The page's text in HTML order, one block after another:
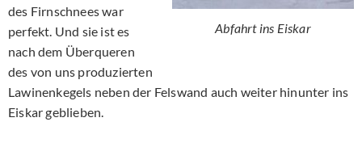
Abfahrt ins Eiskar
des Firnschnees war
perfekt. Und sie ist es
nach dem Überqueren
des von uns produzierten
Lawinenkegels neben der Felswand auch weiter hinunter ins
Eiskar geblieben.